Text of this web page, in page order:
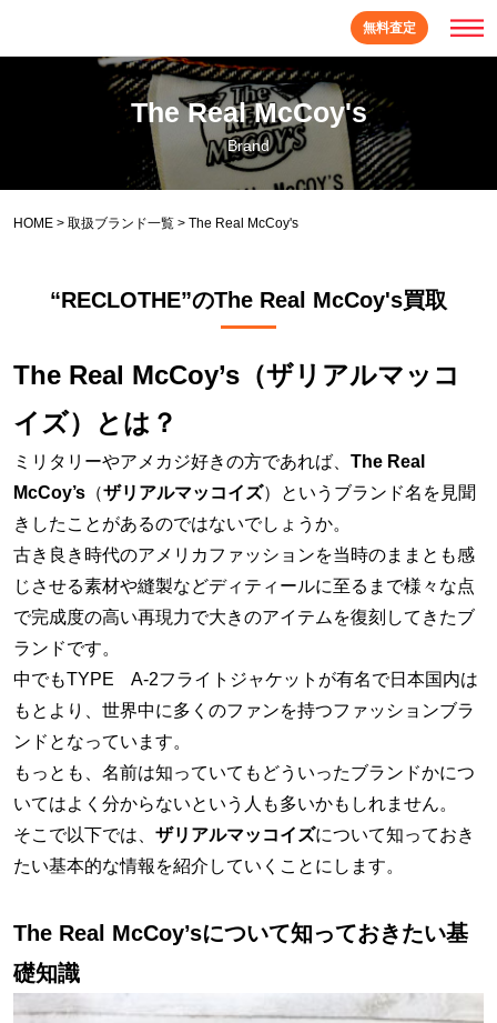
無料査定
The Real McCoy's
Brand
HOME >取扱ブランド一覧 >The Real McCoy's
“RECLOTHE”のThe Real McCoy's買取
The Real McCoy’s（ザリアルマッコ
イズ）とは？
ミリタリーやアメカジ好きの方であれば、The Real
McCoy’s （ザリアルマッコイズ）というブランド名を見聞
きしたことがあるのではないでしょうか。
古き良き時代のアメリカファッションを当時のままとも感
じさせる素材や縫製などディティールに至るまで様々な点
で完成度の高い再現力で大きのアイテムを復刻してきたブ
ランドです。
中でもTYPE A-2フライトジャケットが有名で日本国内は
もとより、世界中に多くのファンを持つファッションブラ
ンドとなっています。
もっとも、名前は知っていてもどういったブランドかにつ
いてはよく分からないという人も多いかもしれません。
そこで以下では、ザリアルマッコイズについて知っておき
たい基本的な情報を紹介していくことにします。
The Real McCoy’sについて知っておきたい基
礎知識